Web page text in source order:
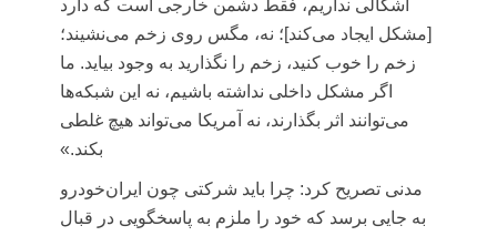
اشکالی نداریم، فقط دشمن خارجی است که دارد
[مشکل ایجاد می‌کند]؛ نه، مگس روی زخم می‌نشیند؛
زخم را خوب کنید، زخم را نگذارید به وجود بیاید. ما
اگر مشکل داخلی نداشته باشیم، نه این شبکه‌ها
می‌توانند اثر بگذارند، نه آمریکا می‌تواند هیچ غلطی
بکند.»
مدنی تصریح کرد: چرا باید شرکتی چون ایران‌خودرو
به جایی برسد که خود را ملزم به پاسخگویی در قبال